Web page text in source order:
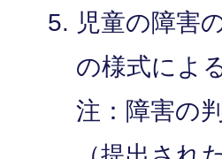
児童の障害
の様式によ
注：障害の